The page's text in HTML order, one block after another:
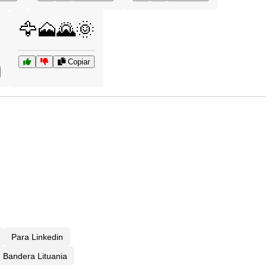
🦅🗻🌄🌞
Copiar
Para Linkedin
Bandera Lituania